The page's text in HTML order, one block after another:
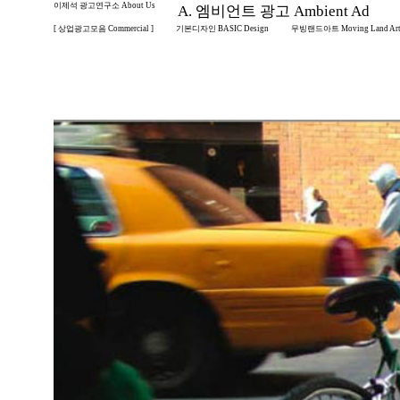
이제석 광고연구소 About Us A. 엠비언트 광고 Ambient Ad
[ 상업광고모음 Commercial ] 기본디자인 BASIC Design 무빙랜드아트 Moving Land Art